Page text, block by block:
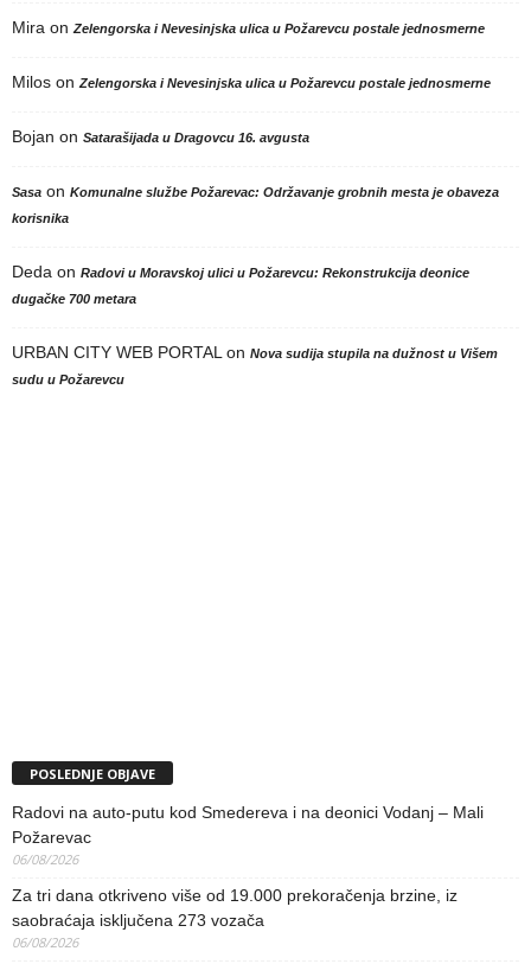
Mira on Zelengorska i Nevesinjska ulica u Požarevcu postale jednosmerne
Milos on Zelengorska i Nevesinjska ulica u Požarevcu postale jednosmerne
Bojan on Satarašijada u Dragovcu 16. avgusta
Sasa on Komunalne službe Požarevac: Održavanje grobnih mesta je obaveza
korisnika
Deda on Radovi u Moravskoj ulici u Požarevcu: Rekonstrukcija deonice
dugačke 700 metara
URBAN CITY WEB PORTAL on Nova sudija stupila na dužnost u Višem
sudu u Požarevcu
POSLEDNJE OBJAVE
Radovi na auto-putu kod Smedereva i na deonici Vodanj – Mali
Požarevac
06/08/2026
Za tri dana otkriveno više od 19.000 prekoračenja brzine, iz
saobraćaja isključena 273 vozača
06/08/2026